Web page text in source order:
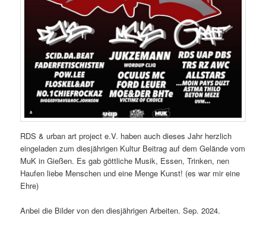
RDS & urban art project e.V. haben auch dieses Jahr herzlich
eingeladen zum diesjährigen Kultur Beitrag auf dem Gelände vom
MuK in Gießen. Es gab göttliche Musik, Essen, Trinken, nen
Haufen liebe Menschen und eine Menge Kunst! (es war mir eine
Ehre)
Anbei die Bilder von den diesjährigen Arbeiten. Sep. 2024.